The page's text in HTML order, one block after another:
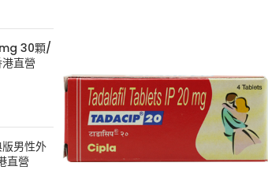
30顆/
直營
男性外
直營